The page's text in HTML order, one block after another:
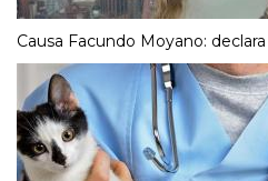
Causa Facundo Moyano: